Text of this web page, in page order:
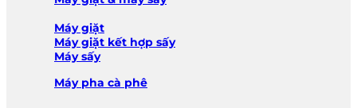
Máy giặt
Máy giặt kết hợp sấy
Máy sấy
Máy pha cà phê